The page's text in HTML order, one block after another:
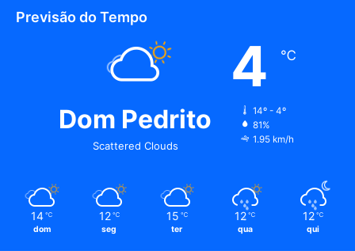
Previsão do Tempo
Dom Pedrito
Scattered Clouds
4 ℃
14º - 4º
81%
1.95 km/h
14 ℃
dom
12 ℃
seg
15 ℃
ter
12 ℃
qua
12 ℃
qui